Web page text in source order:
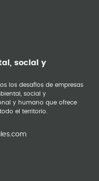
social y
los desafíos de empresas
social y
y humano que ofrece
el territorio.